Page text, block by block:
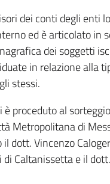
dei conti degli enti
ed è articolato in
dei soggetti
in relazione alla
stessi.
è proceduto al
Metropolitana di
dott. Vincenzo
di Caltanissetta e il